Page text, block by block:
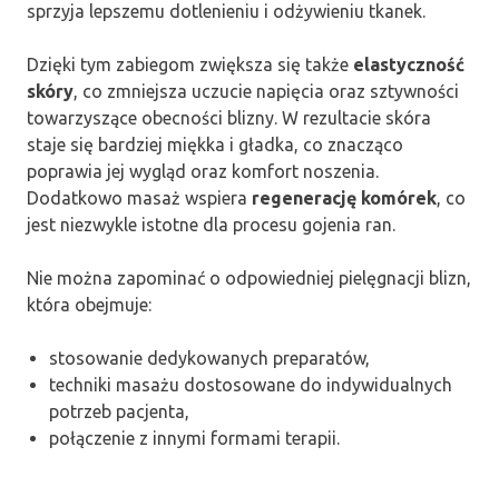
sprzyja lepszemu dotlenieniu i odżywieniu tkanek.
Dzięki tym zabiegom zwiększa się także elastyczność
skóry, co zmniejsza uczucie napięcia oraz sztywności
towarzyszące obecności blizny. W rezultacie skóra
staje się bardziej miękka i gładka, co znacząco
poprawia jej wygląd oraz komfort noszenia.
Dodatkowo masaż wspiera regenerację komórek, co
jest niezwykle istotne dla procesu gojenia ran.
Nie można zapominać o odpowiedniej pielęgnacji blizn,
która obejmuje:
stosowanie dedykowanych preparatów,
techniki masażu dostosowane do indywidualnych
potrzeb pacjenta,
połączenie z innymi formami terapii.